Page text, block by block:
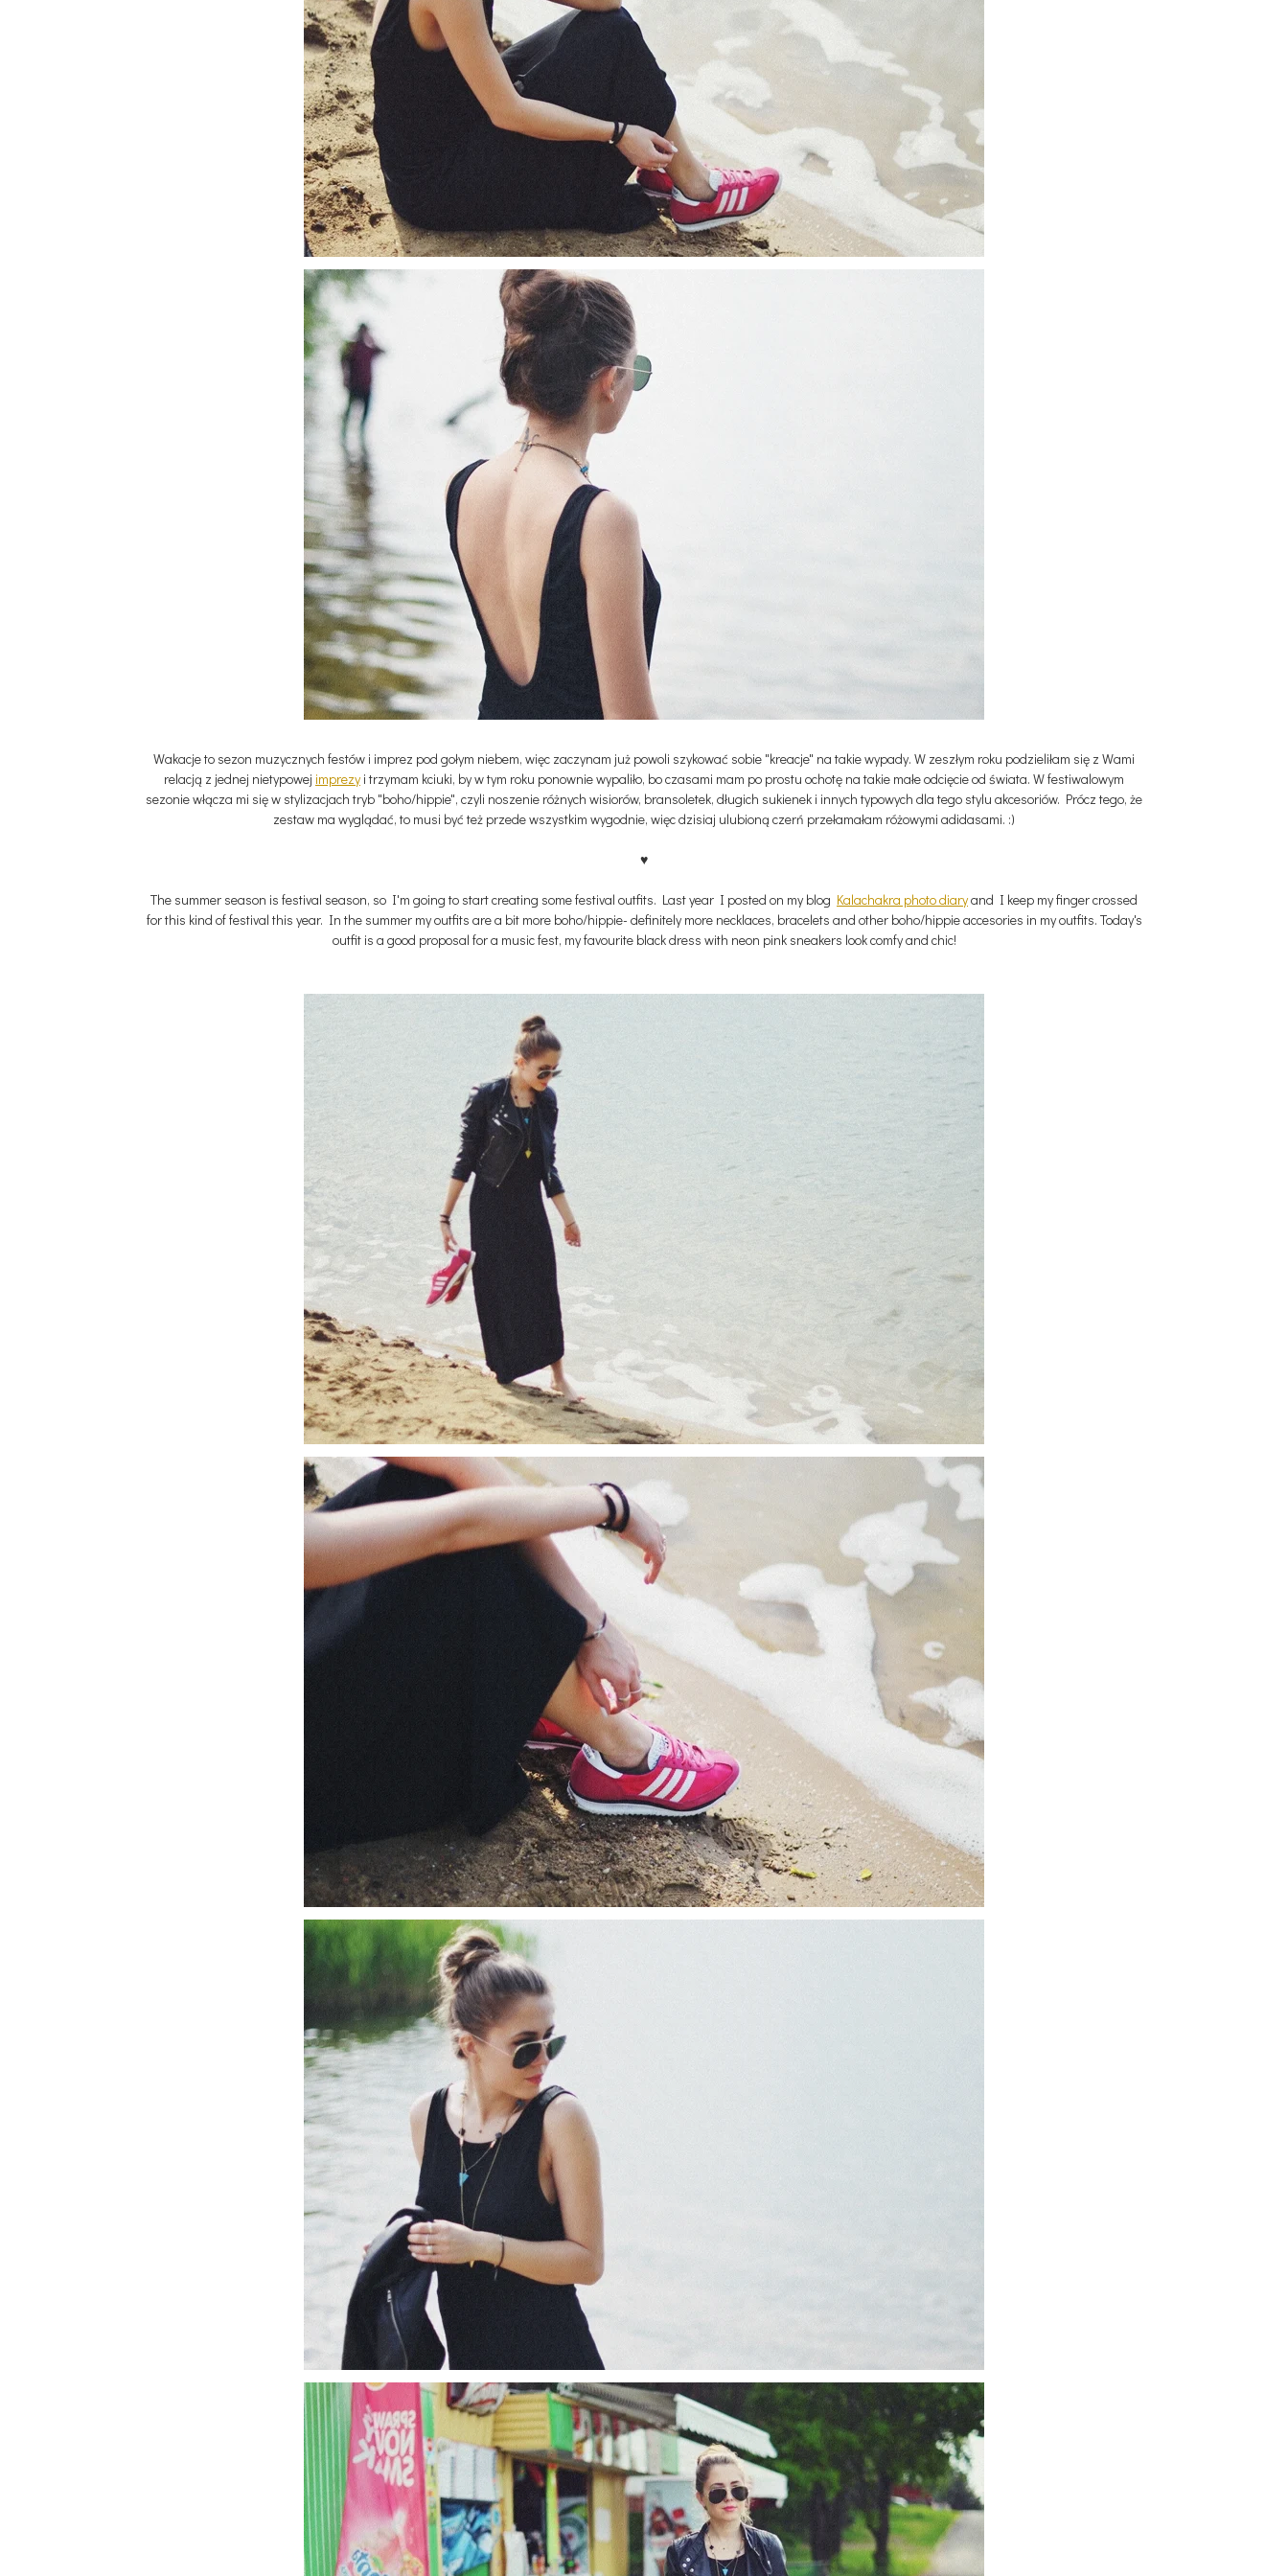
Wakacje to sezon muzycznych festów i imprez pod gołym niebem, więc zaczynam już powoli szykować sobie "kreacje" na takie wypady. W zeszłym roku podzieliłam się z Wami
relacją z jednej nietypowej imprezyi trzymam kciuki, by w tym roku ponownie wypaliło, bo czasami mam po prostu ochotę na takie małe odcięcie od świata. W festiwalowym
sezonie włącza mi się w stylizacjach tryb "boho/hippie", czyli noszenie różnych wisiorów, bransoletek, długich sukienek i innych typowych dla tego stylu akcesoriów. Prócz tego, że
zestaw ma wyglądać, to musi być też przede wszystkim wygodnie, więc dzisiaj ulubioną czerń przełamałam różowymi adidasami. :)
♥
The summer season is festival season, so I'm going to start creating somefestival outfits. Last year I posted on my blog Kalachakra photo diaryand I keep my finger crossed
for this kind of festival this year. In the summer my outfits are a bit more boho/hippie- definitely more necklaces, bracelets and other boho/hippie accesories in my outfits. Today's
outfit is a good proposal for a music fest, my favourite black dress with neon pink sneakers look comfy and chic!